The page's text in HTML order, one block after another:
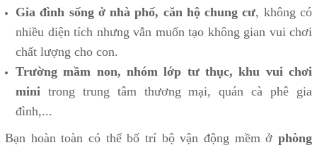
Gia đình sống ở nhà phố, căn hộ chung cư, không có
nhiều diện tích nhưng vẫn muốn tạo không gian vui chơi
chất lượng cho con.
Trường mầm non, nhóm lớp tư thục, khu vui chơi
mini trong trung tâm thương mại, quán cà phê gia
đình,...
Bạn hoàn toàn có thể bố trí bộ vận động mềm ở phòng